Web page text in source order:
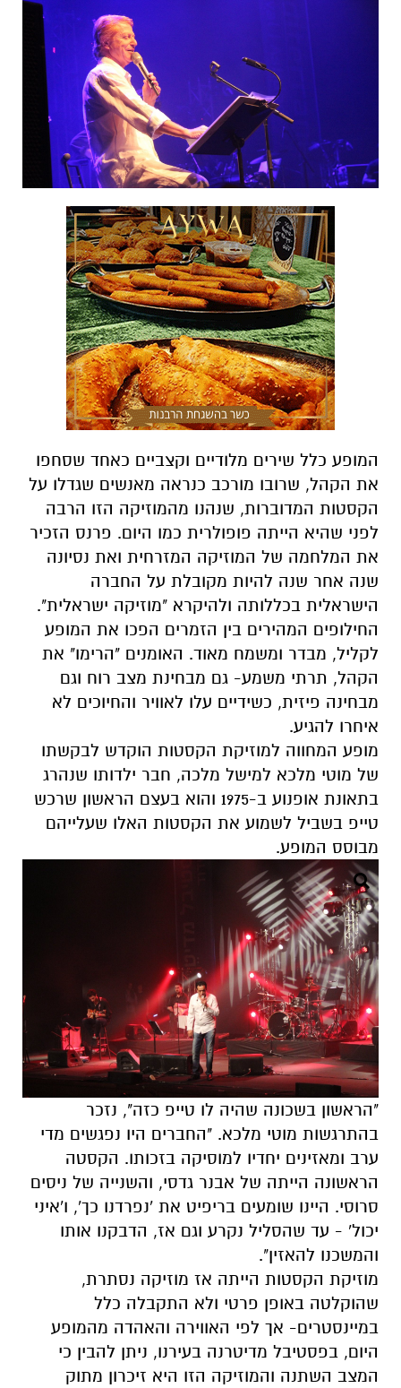
המופע כלל שירים מלודיים וקצביים כאחד שסחפו
את הקהל, שרובו מורכב כנראה מאנשים שגדלו על
הקסטות המדוברות, שנהנו מהמוזיקה הזו הרבה
לפני שהיא הייתה פופולרית כמו היום. פרנס הזכיר
את המלחמה של המוזיקה המזרחית ואת נסיונה
שנה אחר שנה להיות מקובלת על החברה
הישראלית בכללותה ולהיקרא "מוזיקה ישראלית".
החילופים המהירים בין הזמרים הפכו את המופע
לקליל, מבדר ומשמח מאוד. האומנים "הרימו" את
הקהל, תרתי משמע- גם מבחינת מצב רוח וגם
מבחינה פיזית, כשידיים עלו לאוויר והחיוכים לא
איחרו להגיע.
מופע המחווה למוזיקת הקסטות הוקדש לבקשתו
של מוטי מלכא למישל מלכה, חבר ילדותו שנהרג
בתאונת אופנוע ב-1975 והוא בעצם הראשון שרכש
טייפ בשביל לשמוע את הקסטות האלו שעלייהם
מבוסס המופע.
"הראשון בשכונה שהיה לו טייפ כזה", נזכר
בהתרגשות מוטי מלכא. "החברים היו נפגשים מדי
ערב ומאזינים יחדיו למוסיקה בזכותו. הקסטה
הראשונה הייתה של אבנר גדסי, והשנייה של ניסים
סרוסי. היינו שומעים בריפיט את 'נפרדנו כך', ו'איני
יכול' - עד שהסליל נקרע וגם אז, הדבקנו אותו
והמשכנו להאזין".
מוזיקת הקסטות הייתה אז מוזיקה נסתרת,
שהוקלטה באופן פרטי ולא התקבלה כלל
במיינסטרים- אך לפי האווירה והאהדה מהמופע
היום, בפסטיבל מדיטרנה בעירנו, ניתן להבין כי
המצב השתנה והמוזיקה הזו היא זיכרון מתוק